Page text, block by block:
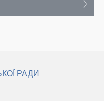
РАДИ